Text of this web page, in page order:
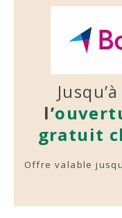
Jusqu’à
l’
gratuit
Offre valable